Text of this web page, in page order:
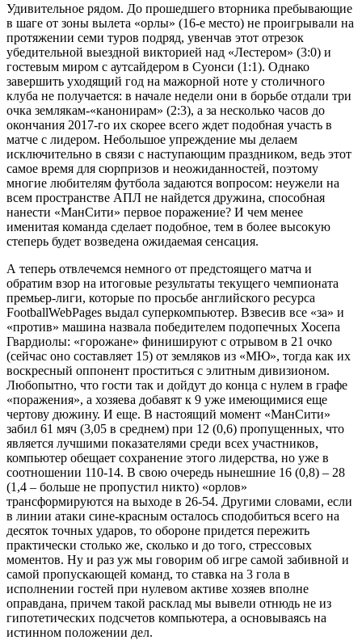
Удивительное рядом. До прошедшего вторника пребывающие
в шаге от зоны вылета «орлы» (16-е место) не проигрывали на
протяжении семи туров подряд, увенчав этот отрезок
убедительной выездной викторией над «Лестером» (3:0) и
гостевым миром с аутсайдером в Суонси (1:1). Однако
завершить уходящий год на мажорной ноте у столичного
клуба не получается: в начале недели они в борьбе отдали три
очка землякам-«канонирам» (2:3), а за несколько часов до
окончания 2017-го их скорее всего ждет подобная участь в
матче с лидером. Небольшое упреждение мы делаем
исключительно в связи с наступающим праздником, ведь этот
самое время для сюрпризов и неожиданностей, поэтому
многие любителям футбола задаются вопросом: неужели на
всем пространстве АПЛ не найдется дружина, способная
нанести «МанСити» первое поражение? И чем менее
именитая команда сделает подобное, тем в более высокую
степерь будет возведена ожидаемая сенсация.
А теперь отвлечемся немного от предстоящего матча и
обратим взор на итоговые результаты текущего чемпионата
премьер-лиги, которые по просьбе английского ресурса
FootballWebPages выдал суперкомпьютер. Взвесив все «за» и
«против» машина назвала победителем подопечных Хосепа
Гвардиолы: «горожане» финишируют с отрывом в 21 очко
(сейчас оно составляет 15) от земляков из «МЮ», тогда как их
воскресный оппонент проститься с элитным дивизионом.
Любопытно, что гости так и дойдут до конца с нулем в графе
«поражения», а хозяева добавят к 9 уже имеющимися еще
чертову дюжину. И еще. В настоящий момент «МанСити»
забил 61 мяч (3,05 в среднем) при 12 (0,6) пропущенных, что
является лучшими показателями среди всех участников,
компьютер обещает сохранение этого лидерства, но уже в
соотношении 110-14. В свою очередь нынешние 16 (0,8) – 28
(1,4 – больше не пропустил никто) «орлов»
трансформируются на выходе в 26-54. Другими словами, если
в линии атаки сине-красным осталось сподобиться всего на
десяток точных ударов, то обороне придется пережить
практически столько же, сколько и до того, стрессовых
моментов. Ну и раз уж мы говорим об игре самой забивной и
самой пропускающей команд, то ставка на 3 гола в
исполнении гостей при нулевом активе хозяев вполне
оправдана, причем такой расклад мы вывели отнюдь не из
гипотетических подсчетов компьютера, а основываясь на
истинном положении дел.